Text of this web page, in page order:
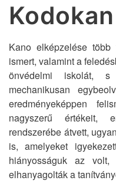
Kano elképzelése
ismert, valamint a
önvédelmi iskolát,
mechanikusan
eredményeképpen
nagyszerű értékeit,
rendszerébe átvett,
is, amelyeket
hiányosságuk az
elhanyagolták a